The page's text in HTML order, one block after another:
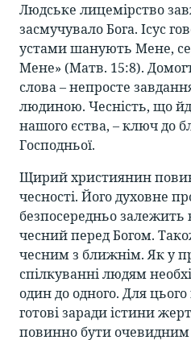
Людське лицемірство
засмучувало Бога. Ісус
устами шанують Мене,
Мене» (Матв. 15:8).
слова – непросте
людиною. Чесність, що
нашого єства, – ключ до
Господньої.
Щирий християнин
чесності. Його духовне
безпосередньо залежить
чесний перед Богом.
чесним з ближнім. Як у
спілкуванні людям
один до одного. Для
готові заради істини
повинно бути очевидним